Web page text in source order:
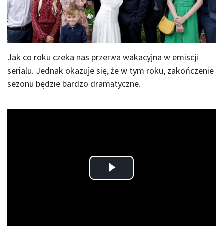
Jak co roku czeka nas przerwa wakacyjna w emiscji
serialu. Jednak okazuje się, że w tym roku, zakończenie
sezonu będzie bardzo dramatyczne.
Play